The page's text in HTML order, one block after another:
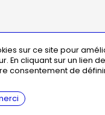
règlement intérieur
contact
questions
sur ce site pour
En cliquant sur un lien
consentement de